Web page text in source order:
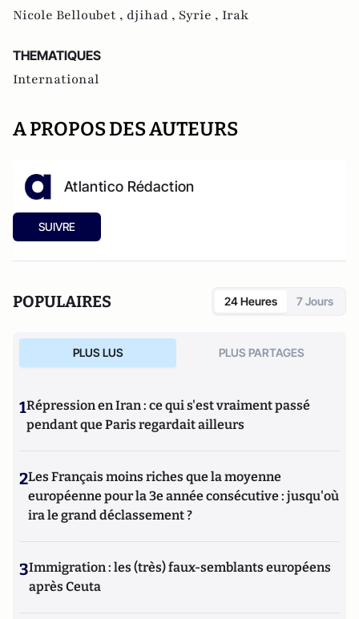
Nicole Belloubet , djihad , Syrie , Irak
THEMATIQUES
International
A PROPOS DES AUTEURS
Atlantico Rédaction
SUIVRE
POPULAIRES 24 Heures 7 Jours
PLUS LUS PLUS PARTAGES
1Répression en Iran : ce qui s'est vraiment passé
pendant que Paris regardait ailleurs
2Les Français moins riches que la moyenne
européenne pour la 3e année consécutive : jusqu'où
ira le grand déclassement ?
3Immigration : les (très) faux-semblants européens
après Ceuta